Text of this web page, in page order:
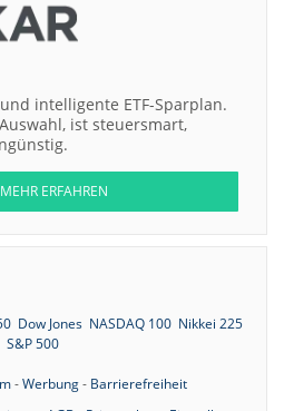
intelligente ETF-Sparplan.
ist steuersmart,
ERFAHREN
Dow Jones NASDAQ 100 Nikkei 225
S&P 500
-Werbung- Barrierefreiheit